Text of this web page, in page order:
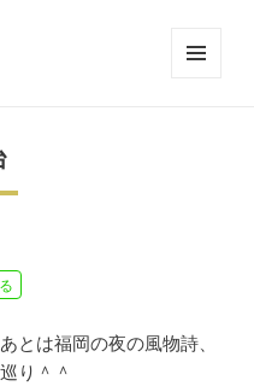
とは福岡の夜の風物詩、
り＾＾